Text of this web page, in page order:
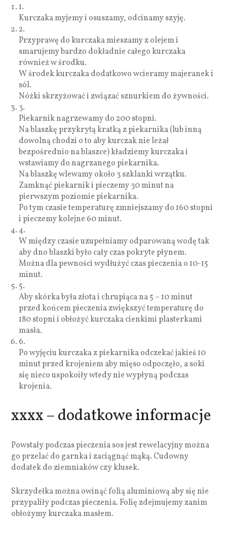
1.
Kurczaka myjemy i osuszamy, odcinamy szyję.
2.
Przyprawę do kurczaka mieszamy z olejem i
smarujemy bardzo dokładnie całego kurczaka
również w środku.
W środek kurczaka dodatkowo wcieramy majeranek i
sól.
Nóżki skrzyżować i związać sznurkiem do żywności.
3.
Piekarnik nagrzewamy do 200 stopni.
Na blaszkę przykrytą kratką z piekarnika (lub inną
dowolną chodzi o to aby kurczak nie leżał
bezpośrednio na blaszce) kładziemy kurczaka i
wstawiamy do nagrzanego piekarnika.
Na blaszkę wlewamy około 3 szklanki wrzątku.
Zamknąć piekarnik i pieczemy 30 minut na
pierwszym poziomie piekarnika.
Po tym czasie temperaturę zmniejszamy do 160 stopni
i pieczemy kolejne 60 minut.
4.
W między czasie uzupełniamy odparowaną wodę tak
aby dno blaszki było cały czas pokryte płynem.
Można dla pewności wydłużyć czas pieczenia o 10-15
minut.
5.
Aby skórka była złota i chrupiąca na 5 – 10 minut
przed końcem pieczenia zwiększyć temperaturę do
180 stopni i obłożyć kurczaka cienkimi plasterkami
masła.
6.
Po wyjęciu kurczaka z piekarnika odczekać jakieś 10
minut przed krojeniem aby mięso odpoczęło, a soki
się nieco uspokoiły wtedy nie wypłyną podczas
krojenia.
xxxx – dodatkowe informacje
Powstały podczas pieczenia sos jest rewelacyjny można
go przelać do garnka i zaciągnąć mąką. Cudowny
dodatek do ziemniaków czy klusek.
Skrzydełka można owinąć folią aluminiową aby się nie
przypaliły podczas pieczenia. Folię zdejmujemy zanim
obłożymy kurczaka masłem.